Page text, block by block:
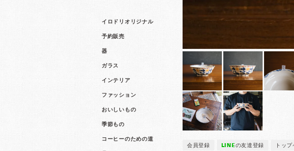
イロドリオリジナル
予約販売
器
ガラス
インテリア
ファッション
おいしいもの
季節もの
コーヒーのための道
会員登録 LINEの友達登録 トッ